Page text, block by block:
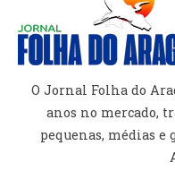
O Jornal Folha do
anos no mercado,
pequenas, médias e